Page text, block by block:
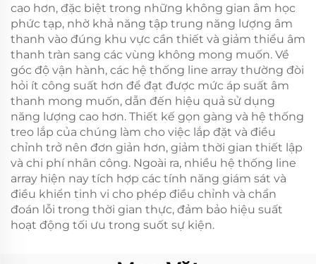
cao hơn, đặc biệt trong những không gian âm học
phức tạp, nhờ khả năng tập trung năng lượng âm
thanh vào đúng khu vực cần thiết và giảm thiểu âm
thanh tràn sang các vùng không mong muốn. Về
góc độ vận hành, các hệ thống line array thường đòi
hỏi ít công suất hơn để đạt được mức áp suất âm
thanh mong muốn, dẫn đến hiệu quả sử dụng
năng lượng cao hơn. Thiết kế gọn gàng và hệ thống
treo lắp của chúng làm cho việc lắp đặt và điều
chỉnh trở nên đơn giản hơn, giảm thời gian thiết lập
và chi phí nhân công. Ngoài ra, nhiều hệ thống line
array hiện nay tích hợp các tính năng giám sát và
điều khiển tinh vi cho phép điều chỉnh và chẩn
đoán lỗi trong thời gian thực, đảm bảo hiệu suất
hoạt động tối ưu trong suốt sự kiện.